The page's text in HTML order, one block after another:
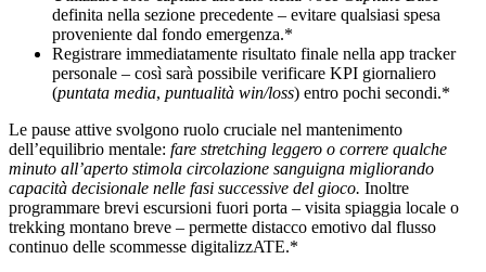
definita nella sezione precedente – evitare qualsiasi spesa
proveniente dal fondo emergenza.*
Registrare immediatamente risultato finale nella app tracker
personale – così sarà possibile verificare KPI giornaliero
(puntata media, puntualità win/loss) entro pochi secondi.*
Le pause attive svolgono ruolo cruciale nel mantenimento
dell’equilibrio mentale: fare stretching leggero o correre qualche
minuto all’aperto stimola circolazione sanguigna migliorando
capacità decisionale nelle fasi successive del gioco. Inoltre
programmare brevi escursioni fuori porta – visita spiaggia locale o
trekking montano breve – permette distacco emotivo dal flusso
continuo delle scommesse digitalizzATE.*